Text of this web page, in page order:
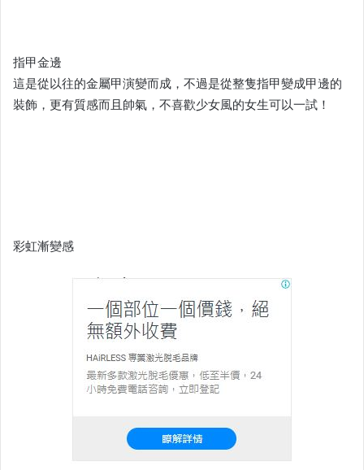
指甲金邊
這是從以往的金屬甲演變而成，不過是從整隻指甲變成甲邊的
裝飾，更有質感而且帥氣，不喜歡少女風的女生可以一試！
彩虹漸變感